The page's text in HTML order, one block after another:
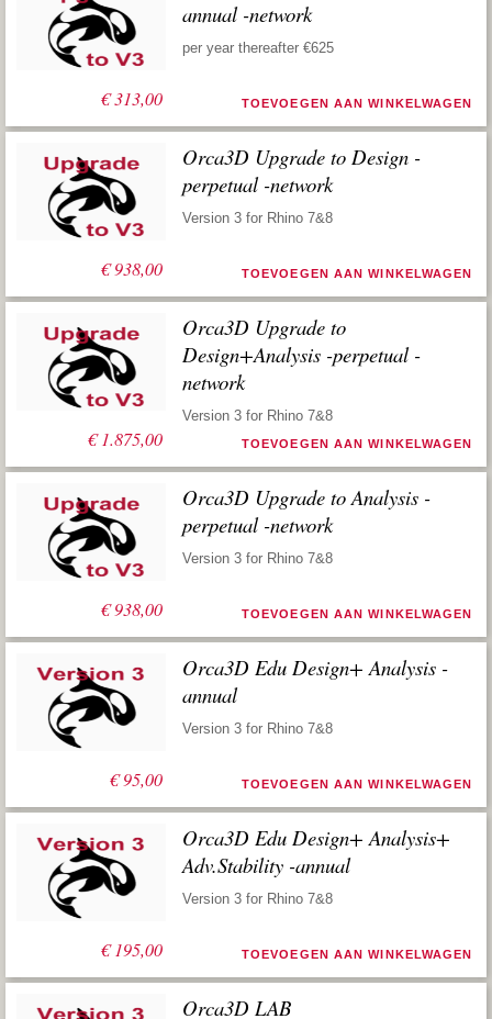
€313,00
annual -network
per year thereafter €625
TOEVOEGEN AAN WINKELWAGEN
€938,00
Orca3D Upgrade to Design -
perpetual -network
Version 3 for Rhino 7&8
TOEVOEGEN AAN WINKELWAGEN
€1.875,00
Orca3D Upgrade to
Design+Analysis -perpetual -
network
Version 3 for Rhino 7&8
TOEVOEGEN AAN WINKELWAGEN
€938,00
Orca3D Upgrade to Analysis -
perpetual -network
Version 3 for Rhino 7&8
TOEVOEGEN AAN WINKELWAGEN
€95,00
Orca3D Edu Design+ Analysis -
annual
Version 3 for Rhino 7&8
TOEVOEGEN AAN WINKELWAGEN
€195,00
Orca3D Edu Design+ Analysis+
Adv.Stability -annual
Version 3 for Rhino 7&8
TOEVOEGEN AAN WINKELWAGEN
Orca3D LAB